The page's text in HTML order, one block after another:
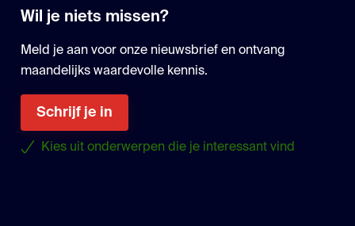
Wil je niets missen?
Meld je aan voor onze nieuwsbrief en ontvang
maandelijks waardevolle kennis.
Schrijf je in
Kies uit onderwerpen die je interessant vind